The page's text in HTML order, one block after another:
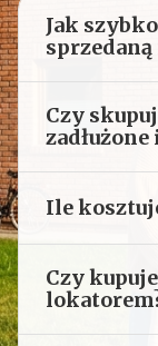
Jak
Czy
Ile
Czy